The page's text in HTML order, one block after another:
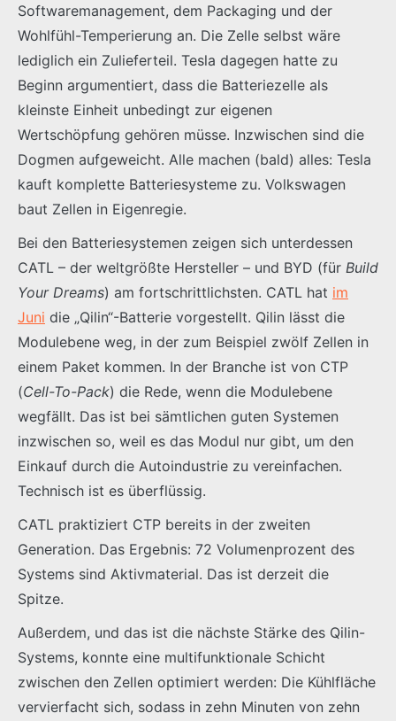
Softwaremanagement, dem Packaging und der
Wohlfühl-Temperierung an. Die Zelle selbst wäre
lediglich ein Zulieferteil. Tesla dagegen hatte zu
Beginn argumentiert, dass die Batteriezelle als
kleinste Einheit unbedingt zur eigenen
Wertschöpfung gehören müsse. Inzwischen sind die
Dogmen aufgeweicht. Alle machen (bald) alles: Tesla
kauft komplette Batteriesysteme zu. Volkswagen
baut Zellen in Eigenregie.
Bei den Batteriesystemen zeigen sich unterdessen
CATL – der weltgrößte Hersteller – und BYD (für Build
Your Dreams) am fortschrittlichsten. CATL hat im
Juni die „Qilin“-Batterie vorgestellt. Qilin lässt die
Modulebene weg, in der zum Beispiel zwölf Zellen in
einem Paket kommen. In der Branche ist von CTP
(Cell-To-Pack) die Rede, wenn die Modulebene
wegfällt. Das ist bei sämtlichen guten Systemen
inzwischen so, weil es das Modul nur gibt, um den
Einkauf durch die Autoindustrie zu vereinfachen.
Technisch ist es überflüssig.
CATL praktiziert CTP bereits in der zweiten
Generation. Das Ergebnis: 72 Volumenprozent des
Systems sind Aktivmaterial. Das ist derzeit die
Spitze.
Außerdem, und das ist die nächste Stärke des Qilin-
Systems, konnte eine multifunktionale Schicht
zwischen den Zellen optimiert werden: Die Kühlfläche
vervierfacht sich, sodass in zehn Minuten von zehn